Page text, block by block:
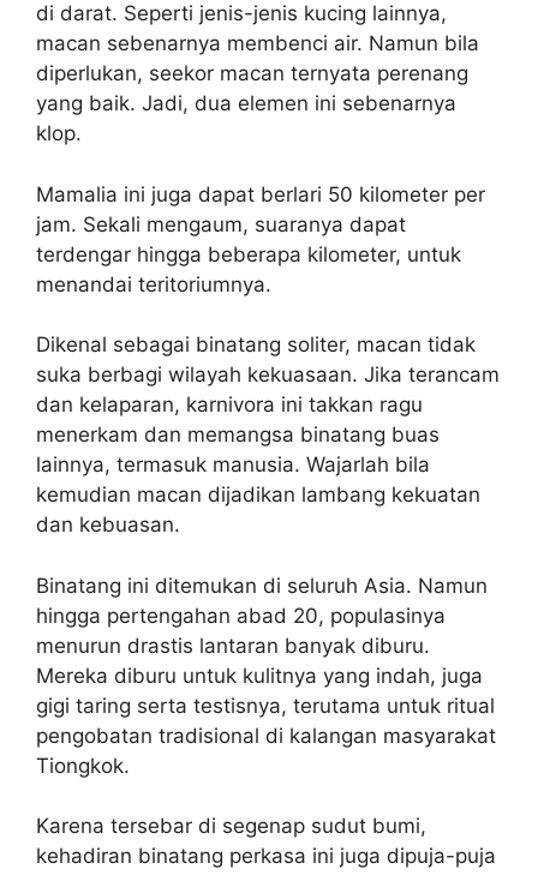
di darat. Seperti jenis-jenis kucing lainnya,
macan sebenarnya membenci air. Namun bila
diperlukan, seekor macan ternyata perenang
yang baik. Jadi, dua elemen ini sebenarnya
klop.
Mamalia ini juga dapat berlari 50 kilometer per
jam. Sekali mengaum, suaranya dapat
terdengar hingga beberapa kilometer, untuk
menandai teritoriumnya.
Dikenal sebagai binatang soliter, macan tidak
suka berbagi wilayah kekuasaan. Jika terancam
dan kelaparan, karnivora ini takkan ragu
menerkam dan memangsa binatang buas
lainnya, termasuk manusia. Wajarlah bila
kemudian macan dijadikan lambang kekuatan
dan kebuasan.
Binatang ini ditemukan di seluruh Asia. Namun
hingga pertengahan abad 20, populasinya
menurun drastis lantaran banyak diburu.
Mereka diburu untuk kulitnya yang indah, juga
gigi taring serta testisnya, terutama untuk ritual
pengobatan tradisional di kalangan masyarakat
Tiongkok.
Karena tersebar di segenap sudut bumi,
kehadiran binatang perkasa ini juga dipuja-puja